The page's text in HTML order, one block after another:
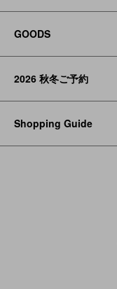
GOODS
2026 秋冬ご予約
Shopping Guide